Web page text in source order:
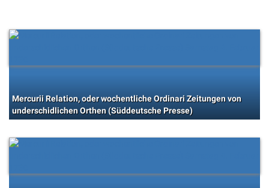
Mercurii Relation, oder wochentliche Ordinari Zeitungen von
underschidlichen Orthen (Süddeutsche Presse)